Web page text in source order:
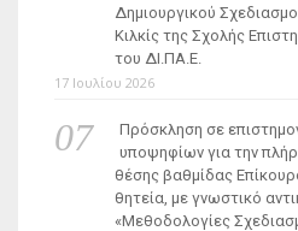
Δημιουργικού
Κιλκίς της Σχολής
του ΔΙ.ΠΑ.Ε.
17 Ιουλίου 2026
Πρόσκληση σε
υποψηφίων για την
θέσης βαθμίδας
θητεία, με γνωστικό
«Μεθοδολογίες